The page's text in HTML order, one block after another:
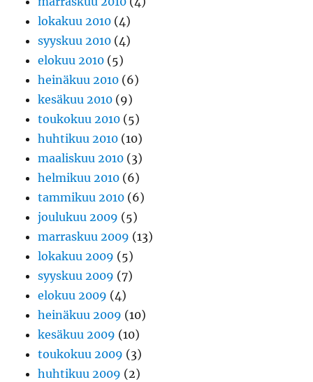
lokakuu 2010 (4)
syyskuu 2010 (4)
elokuu 2010 (5)
heinäkuu 2010 (6)
kesäkuu 2010 (9)
toukokuu 2010 (5)
huhtikuu 2010 (10)
maaliskuu 2010 (3)
helmikuu 2010 (6)
tammikuu 2010 (6)
joulukuu 2009 (5)
marraskuu 2009 (13)
lokakuu 2009 (5)
syyskuu 2009 (7)
elokuu 2009 (4)
heinäkuu 2009 (10)
kesäkuu 2009 (10)
toukokuu 2009 (3)
huhtikuu 2009 (2)